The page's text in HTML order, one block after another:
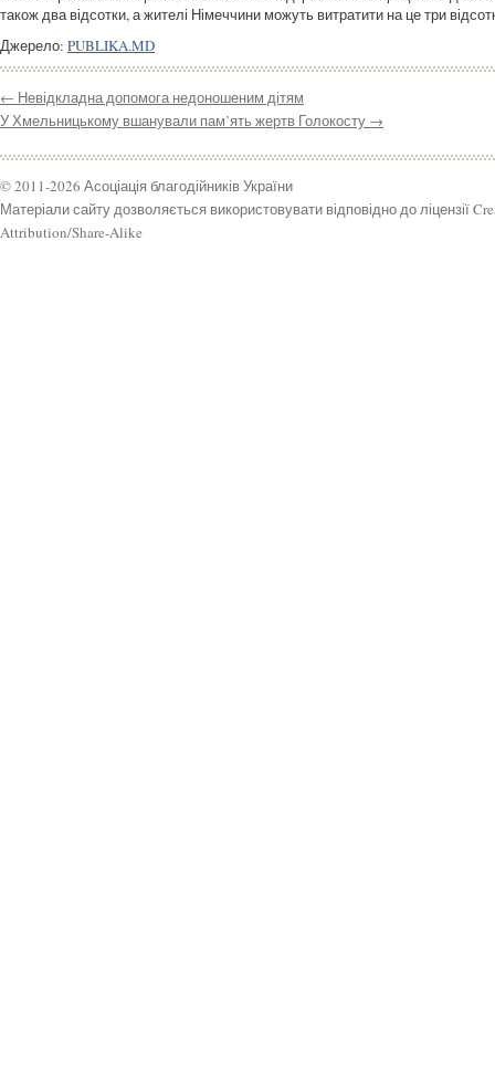
також два відсотки, а жителі Німеччини можуть витратити на це три
Джерело: PUBLIKA.MD
← Невідкладна допомога недоношеним дітям
У Хмельницькому вшанували пам’ять жертв Голокосту →
© 2011-2026 Асоціація благодійників України
Матеріали сайту дозволяється використовувати відповідно до ліцензії
Attribution/Share-Alike